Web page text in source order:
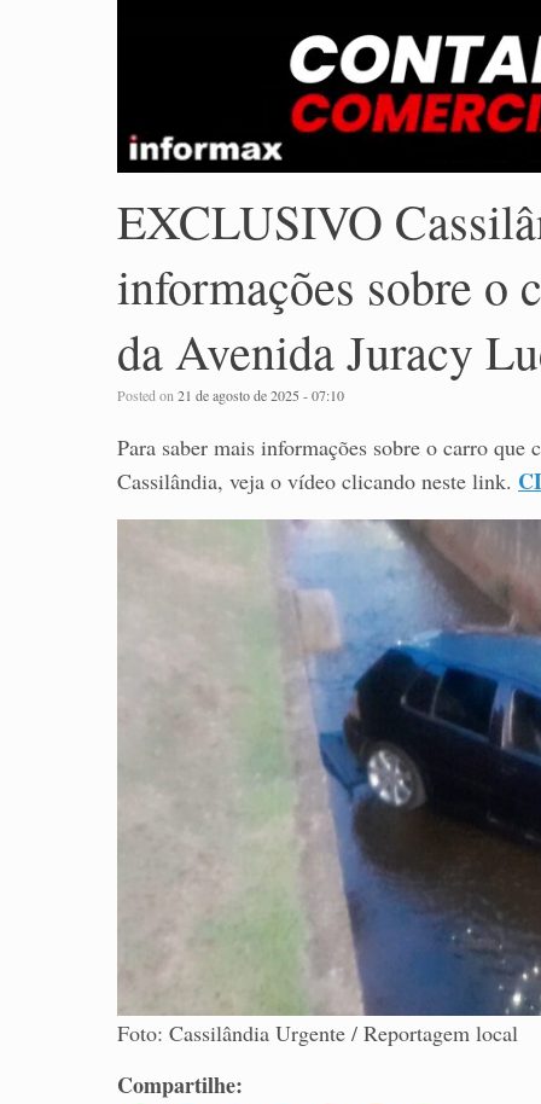
EXCLUSIVO
informações sobre o
da Avenida Juracy
Posted on21 de agosto de 2025 - 07:10
Para saber mais informações sobre o carro
Cassilândia, veja o vídeo clicando neste link.
Foto: Cassilândia Urgente / Reportagem local
Compartilhe: